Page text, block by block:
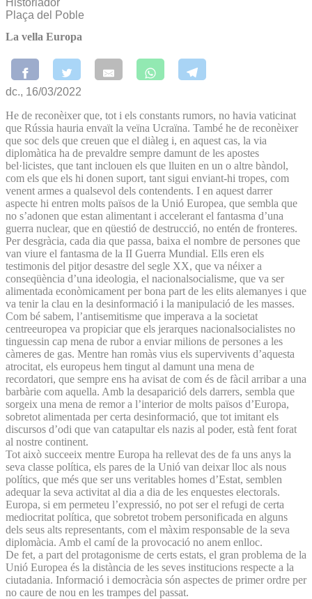
Historiador
Plaça del Poble
La vella Europa
dc., 16/03/2022
He de reconèixer que, tot i els constants rumors, no havia vaticinat
que Rússia hauria envaït la veïna Ucraïna. També he de reconèixer
que soc dels que creuen que el diàleg i, en aquest cas, la via
diplomàtica ha de prevaldre sempre damunt de les apostes
bel·licistes, que tant inclouen els que lluiten en un o altre bàndol,
com els que els hi donen suport, tant sigui enviant-hi tropes, com
venent armes a qualsevol dels contendents. I en aquest darrer
aspecte hi entren molts països de la Unió Europea, que sembla que
no s’adonen que estan alimentant i accelerant el fantasma d’una
guerra nuclear, que en qüestió de destrucció, no entén de fronteres.
Per desgràcia, cada dia que passa, baixa el nombre de persones que
van viure el fantasma de la II Guerra Mundial. Ells eren els
testimonis del pitjor desastre del segle XX, que va néixer a
conseqüència d’una ideologia, el nacionalsocialisme, que va ser
alimentada econòmicament per bona part de les elits alemanyes i que
va tenir la clau en la desinformació i la manipulació de les masses.
Com bé sabem, l’antisemitisme que imperava a la societat
centreeuropea va propiciar que els jerarques nacionalsocialistes no
tinguessin cap mena de rubor a enviar milions de persones a les
càmeres de gas. Mentre han romàs vius els supervivents d’aquesta
atrocitat, els europeus hem tingut al damunt una mena de
recordatori, que sempre ens ha avisat de com és de fàcil arribar a una
barbàrie com aquella. Amb la desaparició dels darrers, sembla que
sorgeix una mena de remor a l’interior de molts països d’Europa,
sobretot alimentada per certa desinformació, que tot imitant els
discursos d’odi que van catapultar els nazis al poder, està fent forat
al nostre continent.
Tot això succeeix mentre Europa ha rellevat des de fa uns anys la
seva classe política, els pares de la Unió van deixar lloc als nous
polítics, que més que ser uns veritables homes d’Estat, semblen
adequar la seva activitat al dia a dia de les enquestes electorals.
Europa, si em permeteu l’expressió, no pot ser el refugi de certa
mediocritat política, que sobretot trobem personificada en alguns
dels seus alts representants, com el màxim responsable de la seva
diplomàcia. Amb el camí de la provocació no anem enlloc.
De fet, a part del protagonisme de certs estats, el gran problema de la
Unió Europea és la distància de les seves institucions respecte a la
ciutadania. Informació i democràcia són aspectes de primer ordre per
no caure de nou en les trampes del passat.